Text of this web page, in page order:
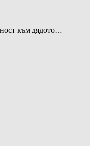
към дядото…